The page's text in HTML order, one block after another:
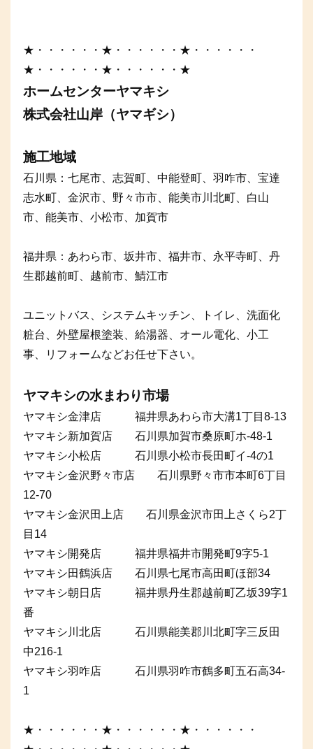
★・・・・・・★・・・・・・★・・・・・・
★・・・・・・★・・・・・・★
ホームセンターヤマキシ
株式会社山岸（ヤマギシ）
施工地域
石川県：七尾市、志賀町、中能登町、羽咋市、宝達
志水町、金沢市、野々市市、能美市川北町、白山
市、能美市、小松市、加賀市
福井県：あわら市、坂井市、福井市、永平寺町、丹
生郡越前町、越前市、鯖江市
ユニットバス、システムキッチン、トイレ、洗面化
粧台、外壁屋根塗装、給湯器、オール電化、小工
事、リフォームなどお任せ下さい。
ヤマキシの水まわり市場
ヤマキシ金津店 福井県あわら市大溝1丁目8-13
ヤマキシ新加賀店 石川県加賀市桑原町ホ-48-1
ヤマキシ小松店 石川県小松市長田町イ-4の1
ヤマキシ金沢野々市店 石川県野々市市本町6丁目
12-70
ヤマキシ金沢田上店 石川県金沢市田上さくら2丁
目14
ヤマキシ開発店 福井県福井市開発町9字5-1
ヤマキシ田鶴浜店 石川県七尾市高田町ほ部34
ヤマキシ朝日店 福井県丹生郡越前町乙坂39字1
番
ヤマキシ川北店 石川県能美郡川北町字三反田
中216-1
ヤマキシ羽咋店 石川県羽咋市鶴多町五石高34-
1
★・・・・・・★・・・・・・★・・・・・・